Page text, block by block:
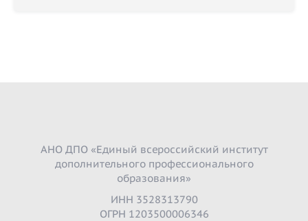
АНО ДПО «Единый всероссийский институт
дополнительного профессионального
образования»
ИНН 3528313790
ОГРН 1203500006346